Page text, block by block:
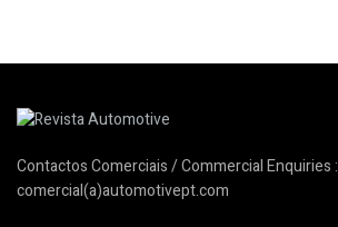
Contactos Comerciais / Commercial Enquiries :
comercial(a)automotivept.com